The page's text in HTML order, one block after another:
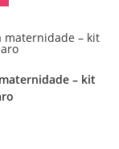
– kit